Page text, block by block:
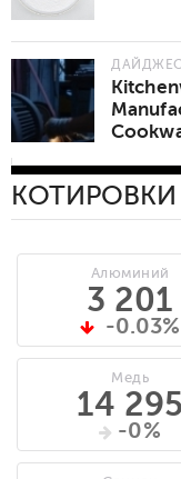
КОТИРОВКИ
Алюминий
3 201
-0.03%
Медь
14 295
-0%